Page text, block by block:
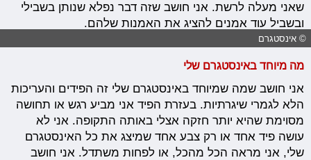
שאני מעלה לרשת. אני חושב שזה דבר נפלא שנותן בשבילי
ובשביל עוד אמנים להציג את האמנות שלהם.
© אינסטגרם
מה מיוחד באינסטגרם שלי
אני חושב שמה שמיוחד באינסטגרם שלי זה הפידים והעריכות
הלא לגמרי שיגרתיות. בעזרת הפיד אני מביע רגש או תחושה
מסוימת שהיא יותר חזקה אצלי באותה התקופה. אני לא
עושה פיד אחד או רק צבע אחד שמיצג את כל האינסטגרם
שלי, אני מראה הכל מהכל, או לפחות משתדל. אני חושב